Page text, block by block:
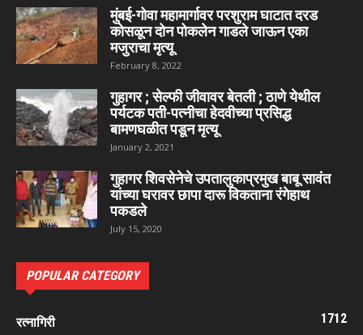
मुंबई-गोवा महामार्गावर परशुराम घाटात दरड
कोसळून दोन पोकलेन गाडले जाऊन एका
मजुराचा मृत्यू
February 8, 2022
गुहागर ; सेल्फी जीवावर बेतली ; ठाणे येथील
पर्यटक पती-पत्नीचा हेदवीच्या प्रसिद्ध
बामणघळीत पडून मृत्यू
January 2, 2021
गुहागर शिवसेनेचे उपतालुकाप्रमुख बाबू सावंत
यांच्या घरावर छापा दारू विकताना रंगेहाथ
पकडले
July 15, 2020
POPULAR CATEGORY
रत्नागिरी 1712